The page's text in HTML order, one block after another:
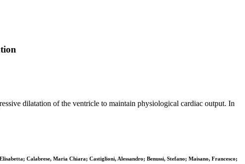
dilatation of the ventricle to maintain physiological cardiac output. In
Calabrese, Maria Chiara; Castiglioni, Alessandro; Benussi, Stefano; Maisano, Francesco;